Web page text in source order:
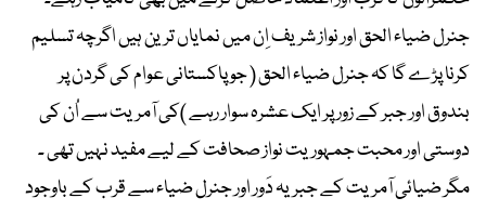
جنرل ضیاء الحق اور نواز شریف اِن میں نمایاں ترین ہیں اگرچہ تسلیم
کرنا پڑے گا کہ جنرل ضیاء الحق ( جو پاکستانی عوام کی گردن پر
بندوق اور جبر کے زور پر ایک عشرہ سوار رہے )کی آمریت سے اُن کی
دوستی اور محبت جمہوریت نواز صحافت کے لیے مفید نہیں تھی ۔
مگر ضیائی آمریت کے جبریہ دَور اور جنرل ضیاء سے قرب کے باوجود